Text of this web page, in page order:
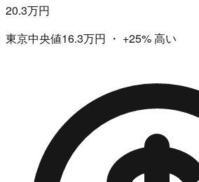
20.3万円
東京中央値16.3万円 ・ +25%高い